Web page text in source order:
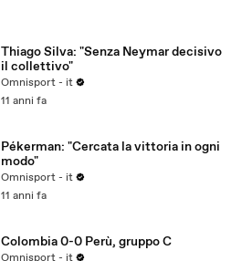
Thiago Silva: "Senza Neymar decisivo
il collettivo"
Omnisport - it
11 anni fa
Pékerman: "Cercata la vittoria in ogni
modo"
Omnisport - it
11 anni fa
Colombia 0-0 Perù, gruppo C